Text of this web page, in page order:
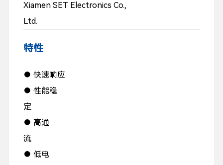
Xiamen SET Electronics Co.,
Ltd.
特性
● 快速响应
● 性能稳
定
● 高通
流
● 低电